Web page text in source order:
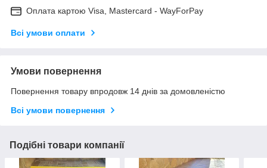
Оплата картою Visa, Mastercard - WayForPay
Всі умови оплати
Умови повернення
Повернення товару впродовж 14 днів за домовленістю
Всі умови повернення
Подібні товари компанії